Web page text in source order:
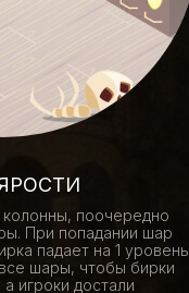
колонны, поочередно
При попадании шар
падает на 1 уровень
шары, чтобы бирки
а игроки достали